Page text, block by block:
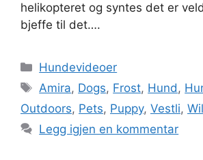
helikopteret og syntes det er
bjeffe til det….
Kategorier
Hundevideoer
Stikkord
Amira, Dogs, Frost, Hund,
Outdoors, Pets, Puppy, Vestli,
Legg igjen en kommentar